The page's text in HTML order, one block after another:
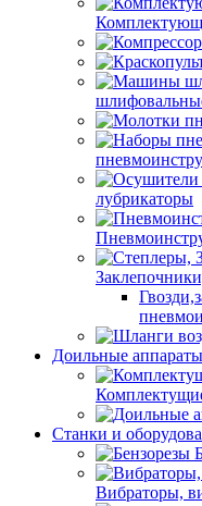
лубрикаторы
Доильные аппараты
Станки и
Вибраторы,